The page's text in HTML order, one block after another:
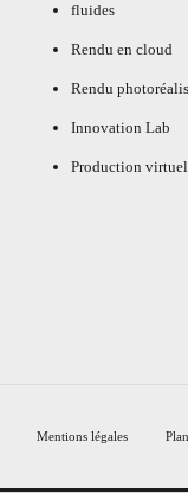
fluides
Rendu en cloud
Rendu
Innovation Lab
Production
Mentions légales